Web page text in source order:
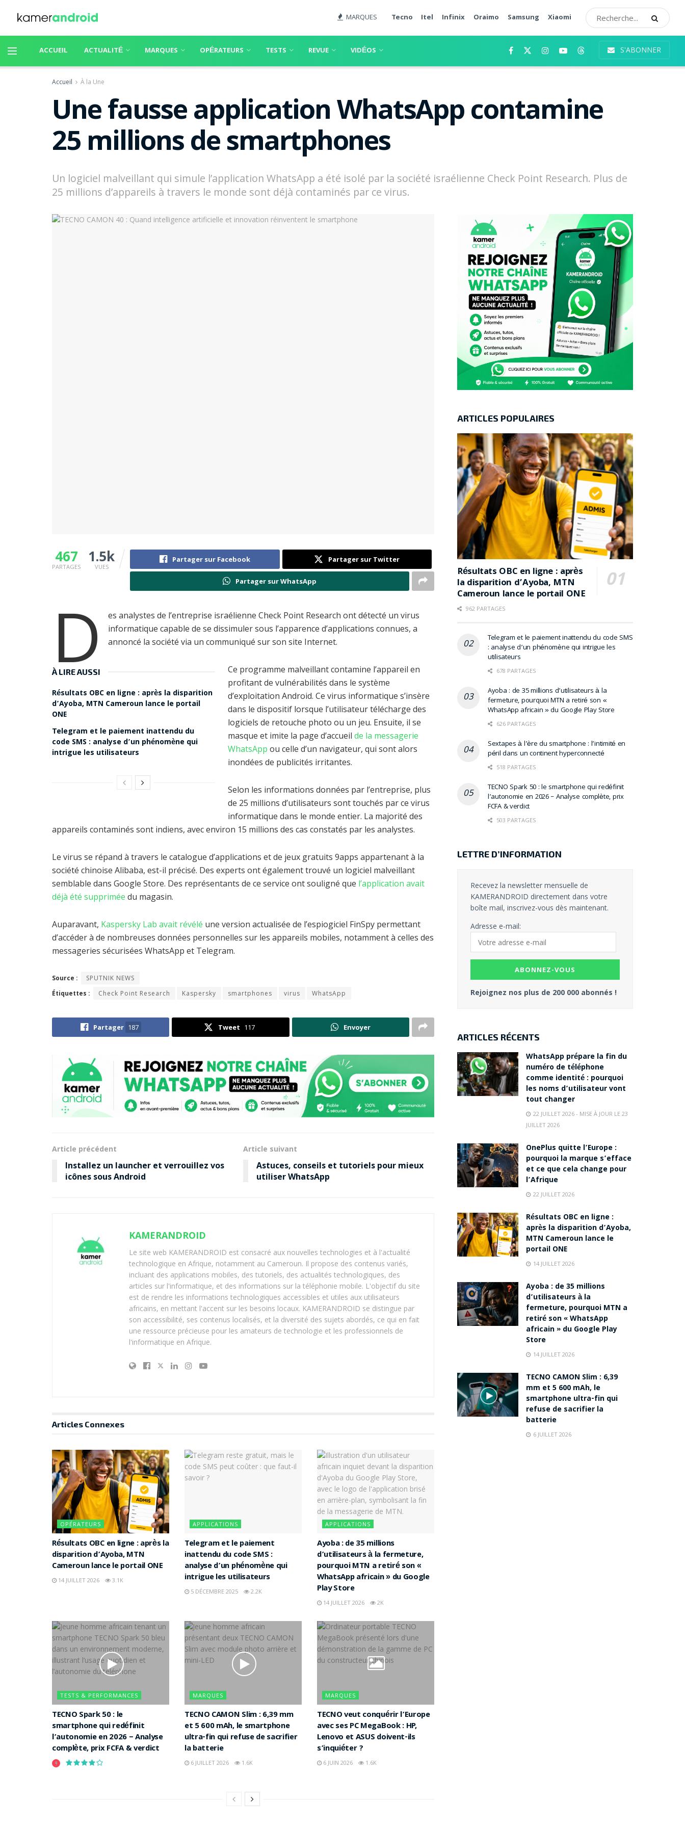
MARQUES Tecno Itel Infinix Oraimo Samsung Xiaomi
ACCUEIL ACTUALITÉ MARQUES OPÉRATEURS TESTS REVUE VIDÉOS S'ABONNER
Accueil À la Une
Une fausse application WhatsApp contamine
25 millions de smartphones
Un logiciel malveillant qui simule l’application WhatsApp a été isolé par la société israélienne Check Point Research. Plus de
25 millions d’appareils à travers le monde sont déjà contaminés par ce virus.
467
PARTAGES
1.5k
VUES
Partager sur Facebook Partager sur Twitter
Partager sur WhatsApp
D
es analystes de l’entreprise israélienne Check Point Research ont détecté un virus
informatique capable de se dissimuler sous l’apparence d’applications connues, a
annoncé la société via un communiqué sur son site Internet.
À LIRE AUSSI
Résultats OBC en ligne : après la disparition
d’Ayoba, MTN Cameroun lance le portail
ONE
Telegram et le paiement inattendu du
code SMS : analyse d’un phénomène qui
intrigue les utilisateurs
Ce programme malveillant contamine l’appareil en
profitant de vulnérabilités dans le système
d’exploitation Android. Ce virus informatique s’insère
dans le dispositif lorsque l’utilisateur télécharge des
logiciels de retouche photo ou un jeu. Ensuite, il se
masque et imite la page d’accueil de la messagerie
WhatsApp ou celle d’un navigateur, qui sont alors
inondées de publicités irritantes.
Selon les informations données par l’entreprise, plus
de 25 millions d’utilisateurs sont touchés par ce virus
informatique dans le monde entier. La majorité des
appareils contaminés sont indiens, avec environ 15 millions des cas constatés par les analystes.
Le virus se répand à travers le catalogue d’applications et de jeux gratuits 9apps appartenant à la
société chinoise Alibaba, est-il précisé. Des experts ont également trouvé un logiciel malveillant
semblable dans Google Store. Des représentants de ce service ont souligné que l’application avait
déjà été supprimée du magasin.
Auparavant, Kaspersky Lab avait révélé une version actualisée de l’espiogiciel FinSpy permettant
d’accéder à de nombreuses données personnelles sur les appareils mobiles, notamment à celles des
messageries sécurisées WhatsApp et Telegram.
Source :
SPUTNIK NEWS
Étiquettes :
Check Point Research Kaspersky smartphones virus WhatsApp
Partager 187 Tweet 117 Envoyer
Article précédent
Installez un launcher et verrouillez vos
icônes sous Android
Article suivant
Astuces, conseils et tutoriels pour mieux
utiliser WhatsApp
KAMERANDROID
Le site web KAMERANDROID est consacré aux nouvelles technologies et à l'actualité
technologique en Afrique, notamment au Cameroun. Il propose des contenus variés,
incluant des applications mobiles, des tutoriels, des actualités technologiques, des
articles sur l'informatique, et des informations sur la téléphonie mobile. L'objectif du site
est de rendre les informations technologiques accessibles et utiles aux utilisateurs
africains, en mettant l'accent sur les besoins locaux. KAMERANDROID se distingue par
son accessibilité, ses contenus localisés, et la diversité des sujets abordés, ce qui en fait
une ressource précieuse pour les amateurs de technologie et les professionnels de
l'informatique en Afrique.
Articles Connexes
OPÉRATEURS
Résultats OBC en ligne : après la
disparition d’Ayoba, MTN
Cameroun lance le portail ONE
14 JUILLET 2026 3.1K
APPLICATIONS
Telegram et le paiement
inattendu du code SMS :
analyse d’un phénomène qui
intrigue les utilisateurs
5 DÉCEMBRE 2025 2.2K
APPLICATIONS
Ayoba : de 35 millions
d’utilisateurs à la fermeture,
pourquoi MTN a retiré son «
WhatsApp africain » du Google
Play Store
14 JUILLET 2026 2K
TESTS & PERFORMANCES
TECNO Spark 50 : le
smartphone qui redéfinit
l’autonomie en 2026 – Analyse
complète, prix FCFA & verdict
MARQUES
TECNO CAMON Slim : 6,39 mm
et 5 600 mAh, le smartphone
ultra-fin qui refuse de sacrifier
la batterie
6 JUILLET 2026 1.6K
MARQUES
TECNO veut conquérir l’Europe
avec ses PC MegaBook : HP,
Lenovo et ASUS doivent-ils
s’inquiéter ?
6 JUIN 2026 1.6K
ARTICLES POPULAIRES
Résultats OBC en ligne : après
la disparition d’Ayoba, MTN
Cameroun lance le portail ONE
962 PARTAGES
Telegram et le paiement inattendu du code SMS
: analyse d’un phénomène qui intrigue les
utilisateurs
678 PARTAGES
Ayoba : de 35 millions d’utilisateurs à la
fermeture, pourquoi MTN a retiré son «
WhatsApp africain » du Google Play Store
626 PARTAGES
Sextapes à l’ère du smartphone : l’intimité en
péril dans un continent hyperconnecté
518 PARTAGES
TECNO Spark 50 : le smartphone qui redéfinit
l’autonomie en 2026 – Analyse complète, prix
FCFA & verdict
503 PARTAGES
LETTRE D’INFORMATION
Recevez la newsletter mensuelle de
KAMERANDROID directement dans votre
boîte mail, inscrivez-vous dès maintenant.
Adresse e-mail:
Rejoignez nos plus de 200 000 abonnés !
ARTICLES RÉCENTS
WhatsApp prépare la fin du
numéro de téléphone
comme identité : pourquoi
les noms d’utilisateur vont
tout changer
22 JUILLET 2026 - MISE À JOUR LE 23
JUILLET 2026
OnePlus quitte l’Europe :
pourquoi la marque s’efface
et ce que cela change pour
l’Afrique
22 JUILLET 2026
Résultats OBC en ligne :
après la disparition d’Ayoba,
MTN Cameroun lance le
portail ONE
14 JUILLET 2026
Ayoba : de 35 millions
d’utilisateurs à la
fermeture, pourquoi MTN a
retiré son « WhatsApp
africain » du Google Play
Store
14 JUILLET 2026
TECNO CAMON Slim : 6,39
mm et 5 600 mAh, le
smartphone ultra-fin qui
refuse de sacrifier la
batterie
6 JUILLET 2026